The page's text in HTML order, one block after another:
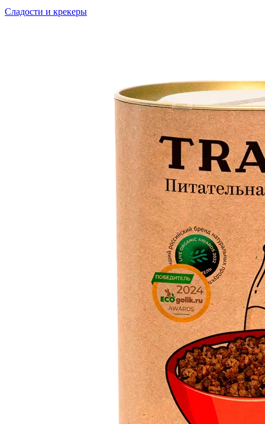
Сладости и крекеры